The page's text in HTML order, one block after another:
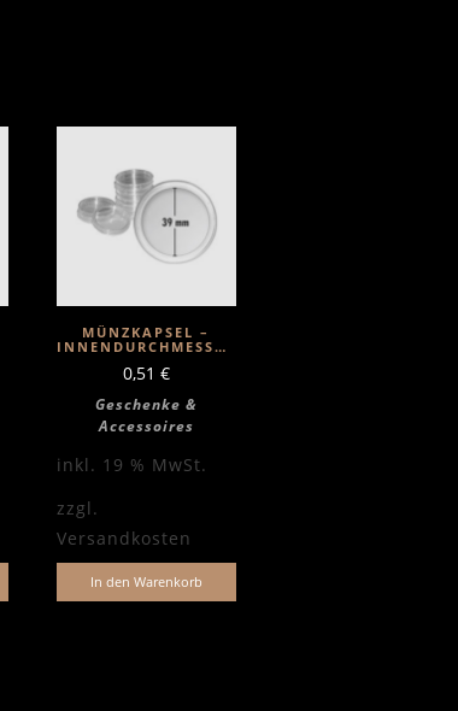
MÜNZKAPSEL –
INNENDURCHMESSER
0,51 €
Geschenke &
Accessoires
inkl. 19 % MwSt.
zzgl.
Versandkosten
In den Warenkorb